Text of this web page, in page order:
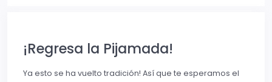
¡Regresa la Pijamada!
Ya esto se ha vuelto tradición! Así que te esperamos el